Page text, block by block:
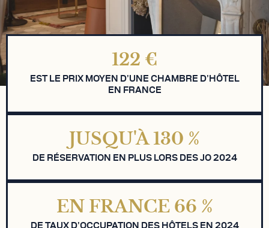
À RETENIRL'ARTICLE EN QUELQUES INFOS
122 €
EST LE PRIX MOYEN D'UNE CHAMBRE D'HÔTEL
EN FRANCE
JUSQU'À130 %
DE RÉSERVATION EN PLUS LORS DES JO 2024
EN FRANCE 66 %
DE TAUX D'OCCUPATION DES HÔTELS EN 2024